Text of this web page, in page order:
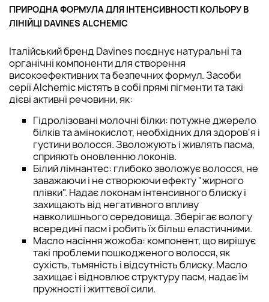
ПРИРОДНА ФОРМУЛА ДЛЯ ІНТЕНСИВНОСТІ КОЛЬОРУ В
ЛІНІЙЦІ DAVINES ALCHEMIC
Італійський бренд Davines поєднує натуральні та
органічні компоненти для створення
високоефективних та безпечних формул. Засоби
серії Alchemic містять в собі прямі пігменти та такі
дієві активні речовини, як:
Гідролізовані молочні білки: потужне джерело
білків та амінокислот, необхідних для здоров'я і
густини волосся. Зволожують і живлять пасма,
сприяють оновленню локонів.
Білий лімнантес: глибоко зволожує волосся, не
заважаючи і не створюючи ефекту "жирного
плівки". Надає локонам інтенсивного блиску і
захищають від негативного впливу
навколишнього середовища. Зберігає вологу
всередині пасм і робить їх більш еластичними.
Масло насіння жожоба: компонент, що вирішує
такі проблеми пошкодженого волосся, як
сухість, тьмяність і відсутність блиску. Масло
захищає і відновлює структуру пасм, надає їм
пружності і життєвої сили.